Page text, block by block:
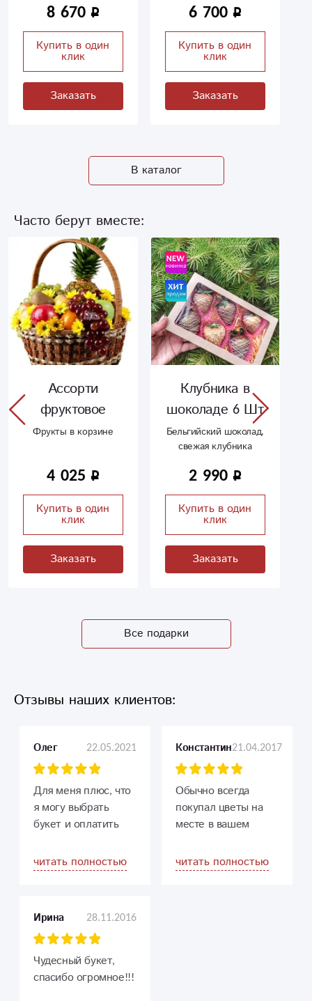
8 670
Купить в один
клик
Заказать
6 700
Купить в один
клик
Заказать
В каталог
Часто берут вместе:
Ассорти
фруктовое
Фрукты в корзине
4 025
Купить в один
клик
Заказать
Клубника в
шоколаде 6 Шт
Бельгийский шоколад,
свежая клубника
2 990
Купить в один
клик
Заказать
Все подарки
Отзывы наших клиентов:
Олег 22.05.2021
Для меня плюс, что
я могу выбрать
букет и оплатить
сайте без общения
по телефону. Это
мой подарок всегда
отлично выглядит и
благоухает.
Спасибо.
читать полностью
Константин21.04.2017
Обычно всегда
покупал цветы на
месте в вашем
проспекте, но вчера
не было времени и
читать полностью
Ирина 28.11.2016
Чудесный букет,
спасибо огромное!!!